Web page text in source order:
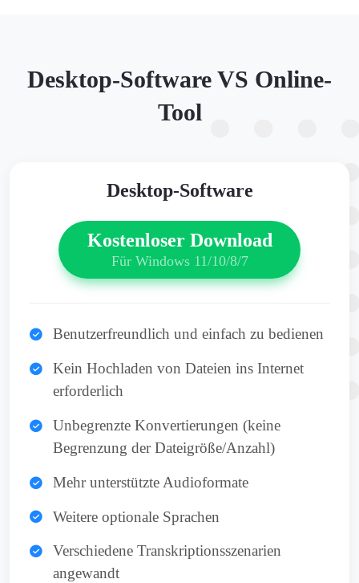
Desktop-Software VS Online-
Tool
Desktop-Software
Kostenloser Download
Für Windows 11/10/8/7
Benutzerfreundlich und einfach zu bedienen
Kein Hochladen von Dateien ins Internet
erforderlich
Unbegrenzte Konvertierungen (keine
Begrenzung der Dateigröße/Anzahl)
Mehr unterstützte Audioformate
Weitere optionale Sprachen
Verschiedene Transkriptionsszenarien
angewandt